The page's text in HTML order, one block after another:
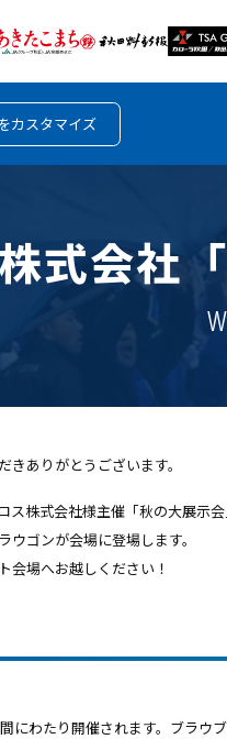
カスタマイズ
式会社
ありがとうございます。
ス株式会社様主催 「秋の大展示
ゴンが会場に登場します。
会場へお越しください！
わたり開催されます。ブラウ